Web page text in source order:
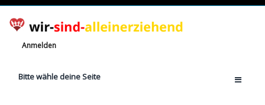
Anmelden
Bitte wähle deine Seite